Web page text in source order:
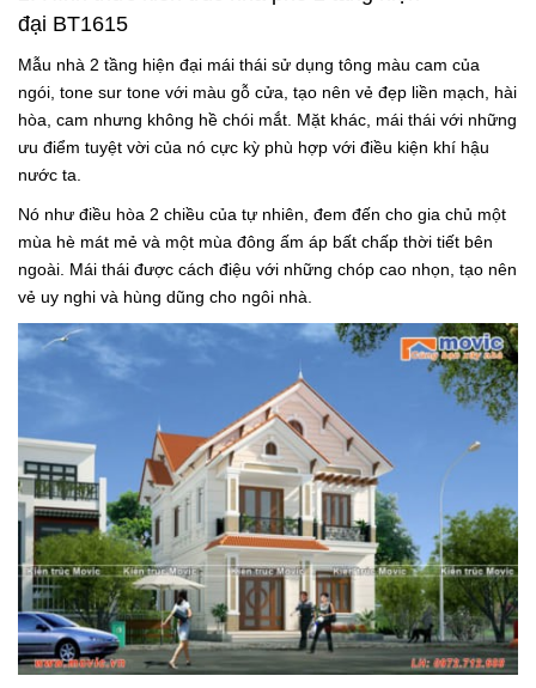
đại BT1615
Mẫu nhà 2 tầng hiện đại mái thái sử dụng tông màu cam của
ngói, tone sur tone với màu gỗ cửa, tạo nên vẻ đẹp liền mạch, hài
hòa, cam nhưng không hề chói mắt. Mặt khác, mái thái với những
ưu điểm tuyệt vời của nó cực kỳ phù hợp với điều kiện khí hậu
nước ta.
Nó như điều hòa 2 chiều của tự nhiên, đem đến cho gia chủ một
mùa hè mát mẻ và một mùa đông ấm áp bất chấp thời tiết bên
ngoài. Mái thái được cách điệu với những chóp cao nhọn, tạo nên
vẻ uy nghi và hùng dũng cho ngôi nhà.